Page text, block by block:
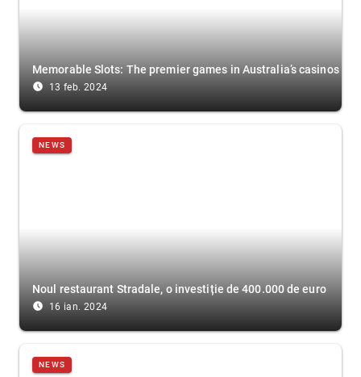
Memorable Slots: The premier games in Australia’s casinos
access_time_filled 13 feb. 2024
NEWS
Noul restaurant Stradale, o investiție de 400.000 de euro
access_time_filled 16 ian. 2024
NEWS